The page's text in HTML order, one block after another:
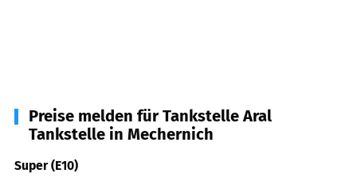
Preise melden für Tankstelle Aral
Tankstelle in Mechernich
Super (E10)